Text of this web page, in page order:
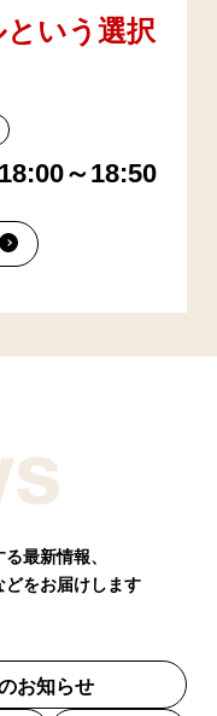
いう選択
～18:50
最新情報、
をお届けします
お知らせ